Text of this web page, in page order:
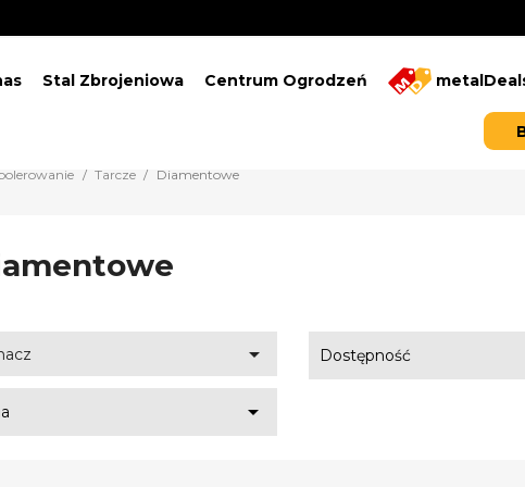
Stal Zbrojeniowa Centrum Ogrodzeń
Tarcze Diamentowe
 Dostępność
